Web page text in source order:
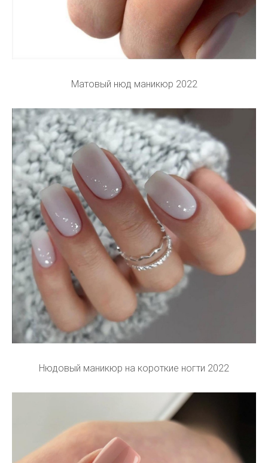
Матовый нюд маникюр 2022
Нюдовый маникюр на короткие ногти 2022